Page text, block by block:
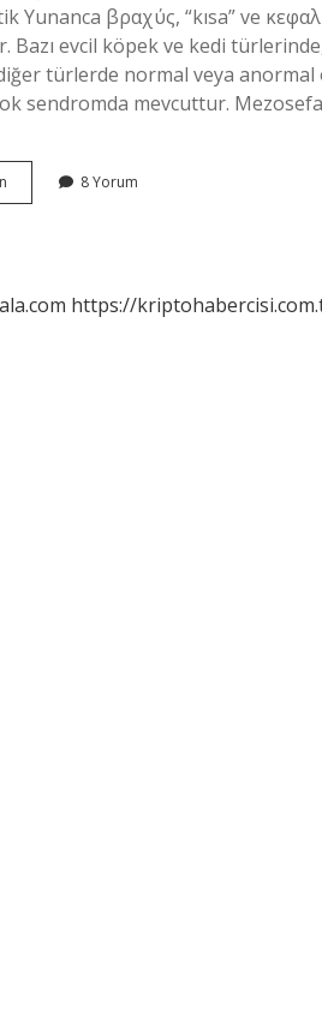
Yunanca βραχύς, “kısa” ve
Bazı evcil köpek ve kedi
türlerde normal veya
sendromda mevcuttur.
Brakisefal
Mezosefal
8 Yorum
https://